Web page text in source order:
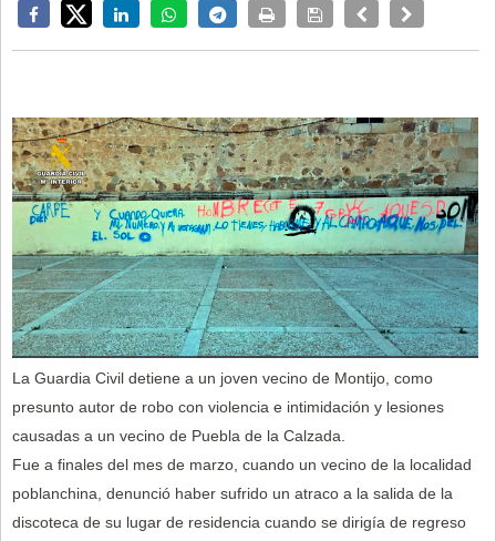
La Guardia Civil detiene a un joven vecino de Montijo, como
presunto autor de robo con violencia e intimidación y lesiones
causadas a un vecino de Puebla de la Calzada.
Fue a finales del mes de marzo, cuando un vecino de la localidad
poblanchina, denunció haber sufrido un atraco a la salida de la
discoteca de su lugar de residencia cuando se dirigía de regreso